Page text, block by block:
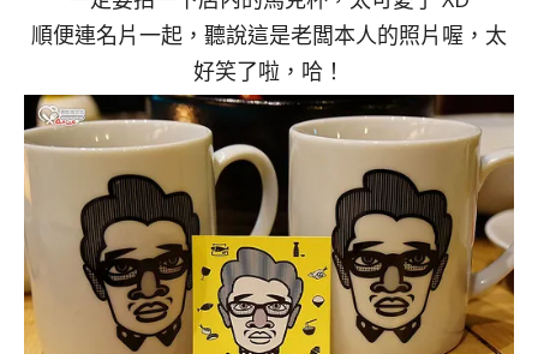
順便連名片一起，聽說這是老闆本人的照片喔，太
好笑了啦，哈！